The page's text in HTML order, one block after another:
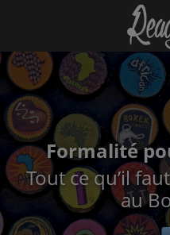
Formalité
Tout ce qu’il
au